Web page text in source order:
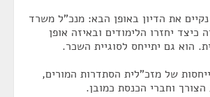
נקיים את הדיון באופן הבא: מנכ"ל משרד
כיצד יחזרו הלימודים ובאיזה אופן
הוא גם יתייחס לסוגיית השכר.
של מזכ"לית הסתדרות המורים,
וחברי הכנסת כמובן.